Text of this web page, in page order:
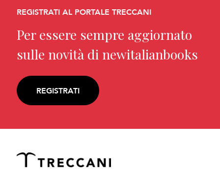
REGISTRATI AL PORTALE TRECCANI
Per essere sempre aggiornato
sulle novità di newitalianbooks
REGISTRATI